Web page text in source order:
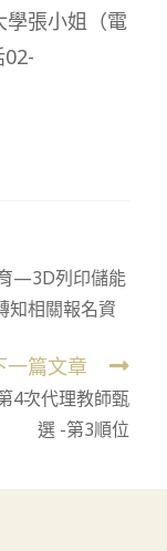
學張小姐（電
—3D列印儲能
知相關報名資
一篇文章
4次代理教師甄
選 -第3順位